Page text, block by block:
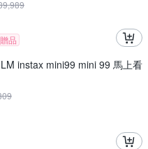
贈品
instax mini99 mini 99 馬上看